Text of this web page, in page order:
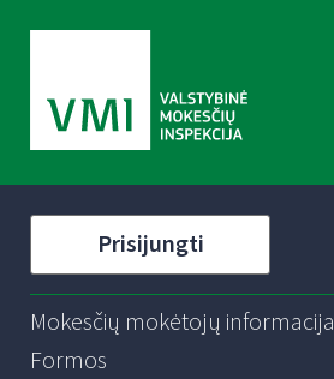
Prisijungti
Mokesčių mokėtojų informacija
Formos